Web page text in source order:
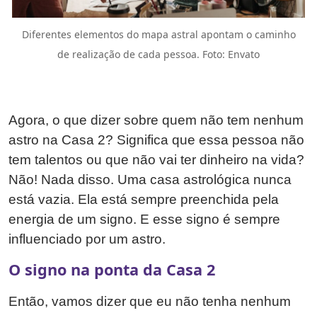
Diferentes elementos do mapa astral apontam o caminho
de realização de cada pessoa. Foto: Envato
Agora, o que dizer sobre quem não tem nenhum
astro na Casa 2? Significa que essa pessoa não
tem talentos ou que não vai ter dinheiro na vida?
Não! Nada disso. Uma casa astrológica nunca
está vazia. Ela está sempre preenchida pela
energia de um signo. E esse signo é sempre
influenciado por um astro.
O signo na ponta da Casa 2
Então, vamos dizer que eu não tenha nenhum